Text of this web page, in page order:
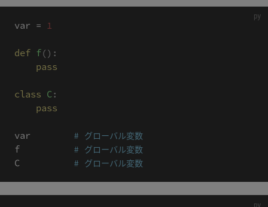
var = 1
def f( ) :
pass
class C:
pass
var # グローバル変数
f # グローバル変数
C # グローバル変数